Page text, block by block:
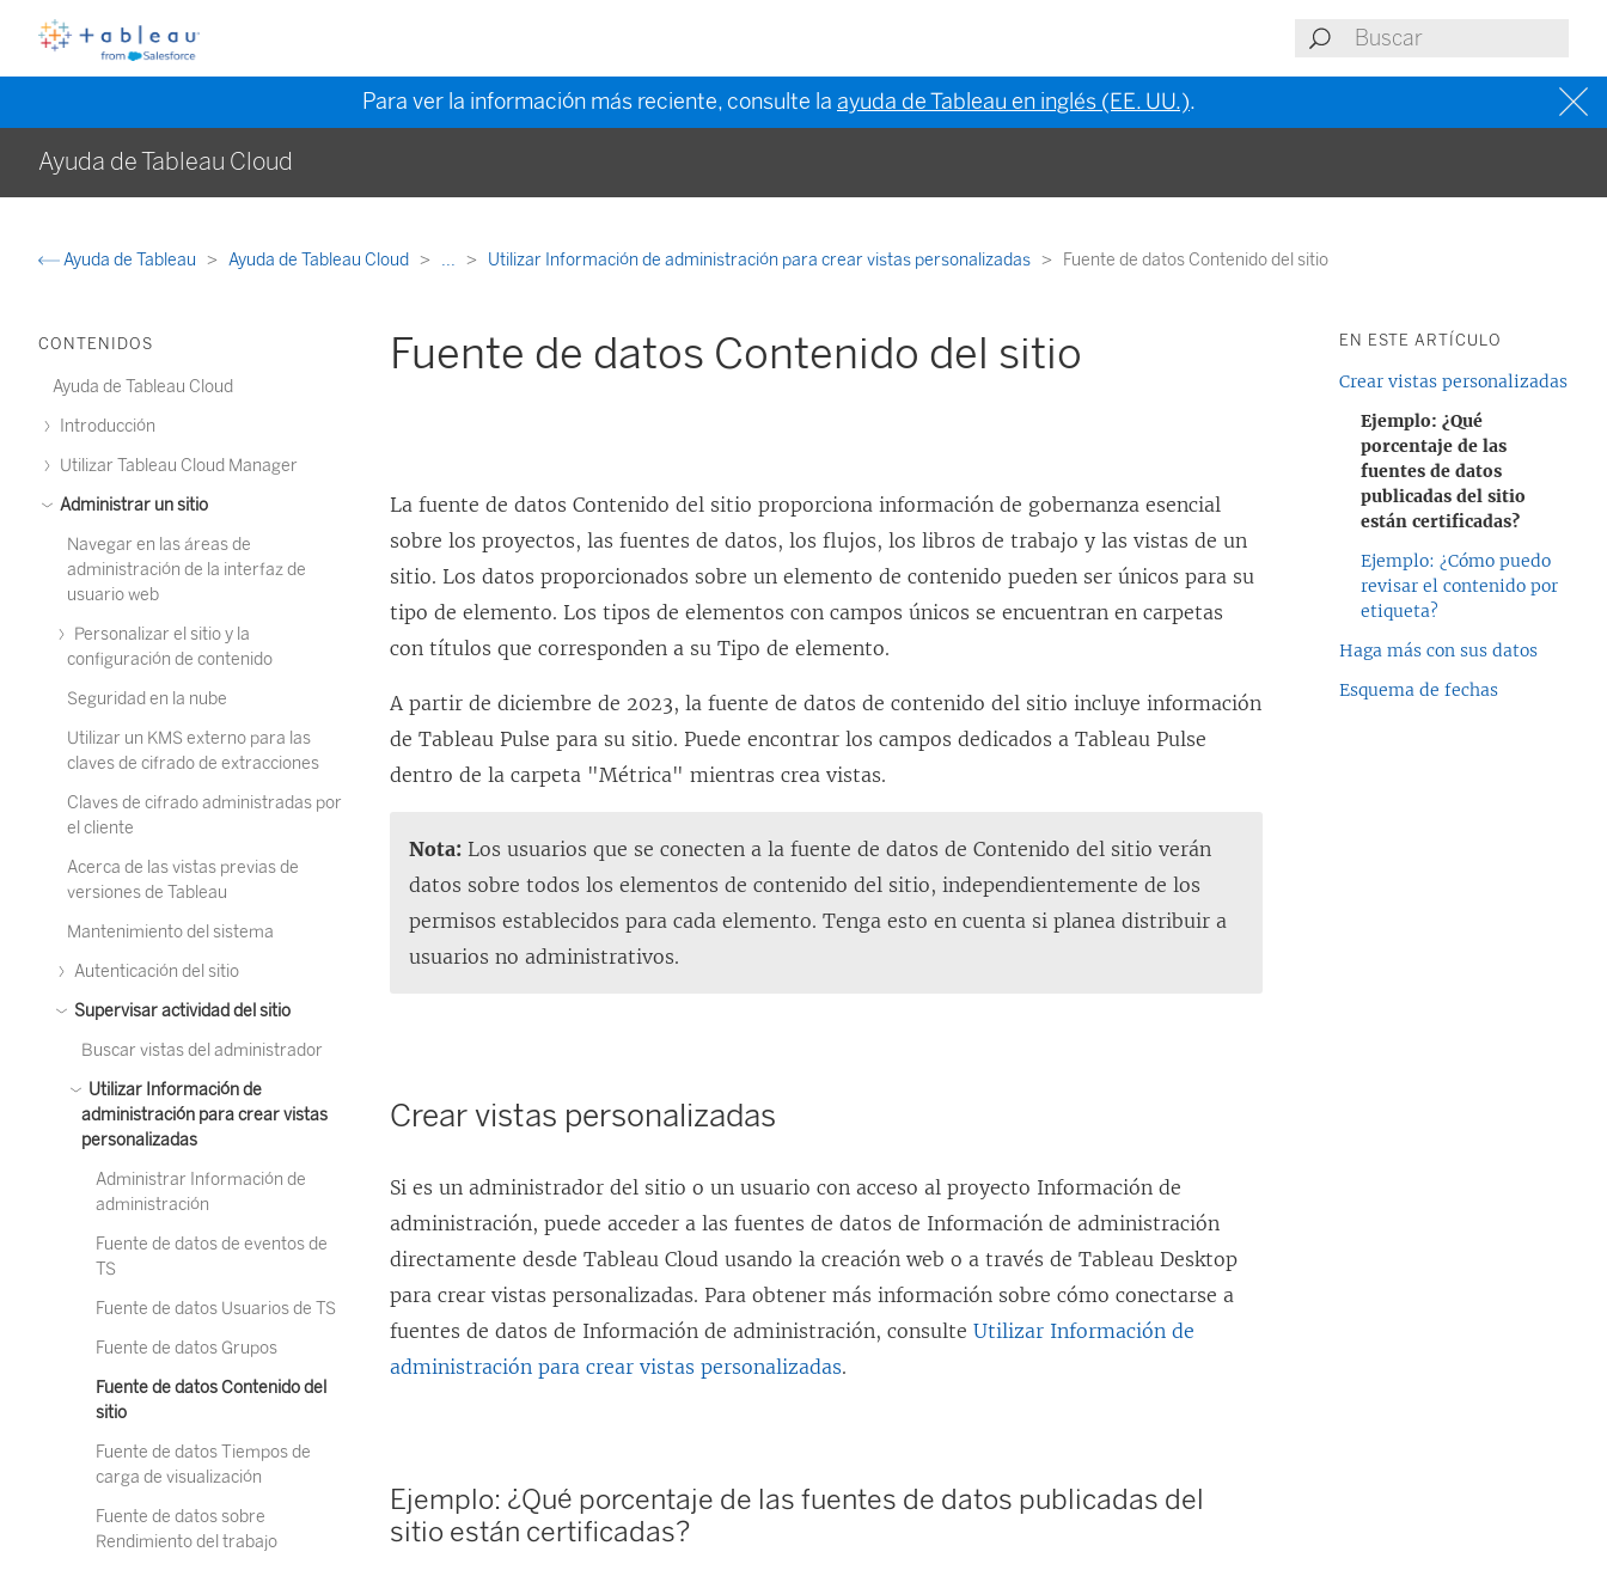
Para ver la información más reciente, consulte la ayuda de Tableau en inglés (EE. UU.).
Ayuda de Tableau Cloud
Ayuda de Tableau Ayuda de Tableau Cloud ... Utilizar Información de administración para crear vistas personalizadas Fuente de datos Contenido del sitio
CONTENIDOS
Ayuda de Tableau Cloud
Introducción
Utilizar Tableau Cloud Manager
Administrar un sitio
Navegar en las áreas de
administración de la interfaz de
usuario web
Personalizar el sitio y la
configuración de contenido
Seguridad en la nube
Utilizar un KMS externo para las
claves de cifrado de extracciones
Claves de cifrado administradas por
el cliente
Acerca de las vistas previas de
versiones de Tableau
Mantenimiento del sistema
Autenticación del sitio
Supervisar actividad del sitio
Buscar vistas del administrador
Utilizar Información de
administración para crear vistas
personalizadas
Administrar Información de
administración
Fuente de datos de eventos de
TS
Fuente de datos Usuarios de TS
Fuente de datos Grupos
Fuente de datos Contenido del
sitio
Fuente de datos Tiempos de
carga de visualización
Fuente de datos sobre
Rendimiento del trabajo
Fuente de datos Contenido del sitio
La fuente de datos Contenido del sitio proporciona información de gobernanza esencial
sobre los proyectos, las fuentes de datos, los flujos, los libros de trabajo y las vistas de un
sitio. Los datos proporcionados sobre un elemento de contenido pueden ser únicos para su
tipo de elemento. Los tipos de elementos con campos únicos se encuentran en carpetas
con títulos que corresponden a su Tipo de elemento.
A partir de diciembre de 2023, la fuente de datos de contenido del sitio incluye información
de Tableau Pulse para su sitio. Puede encontrar los campos dedicados a Tableau Pulse
dentro de la carpeta "Métrica" mientras crea vistas.
Nota: Los usuarios que se conecten a la fuente de datos de Contenido del sitio verán
datos sobre todos los elementos de contenido del sitio, independientemente de los
permisos establecidos para cada elemento. Tenga esto en cuenta si planea distribuir a
usuarios no administrativos.
Crear vistas personalizadas
Si es un administrador del sitio o un usuario con acceso al proyecto Información de
administración, puede acceder a las fuentes de datos de Información de administración
directamente desde Tableau Cloud usando la creación web o a través de Tableau Desktop
para crear vistas personalizadas. Para obtener más información sobre cómo conectarse a
fuentes de datos de Información de administración, consulteUtilizar Información de
administración para crear vistas personalizadas.
Ejemplo: ¿Qué porcentaje de las fuentes de datos publicadas del
sitio están certificadas?
EN ESTE ARTÍCULO
Crear vistas personalizadas
Ejemplo: ¿Qué
porcentaje de las
fuentes de datos
publicadas del sitio
están certificadas?
Ejemplo: ¿Cómo puedo
revisar el contenido por
etiqueta?
Haga más con sus datos
Esquema de fechas